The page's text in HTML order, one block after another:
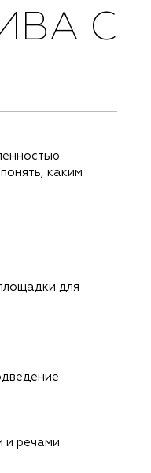
С
каким
для
и речами